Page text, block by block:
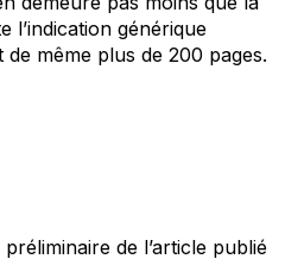
l’indication générique
de même plus de 200 pages.
de l’article publié